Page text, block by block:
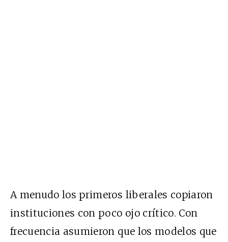
A menudo los primeros liberales copiaron
instituciones con poco ojo crítico. Con
frecuencia asumieron que los modelos que